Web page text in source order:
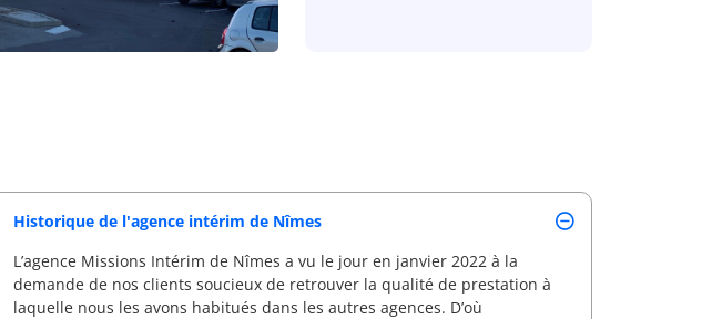
Historique de l'agence intérim de Nîmes
L’agence Missions Intérim de Nîmes a vu le jour en janvier 2022 à la
demande de nos clients soucieux de retrouver la qualité de prestation à
laquelle nous les avons habitués dans les autres agences. D’où